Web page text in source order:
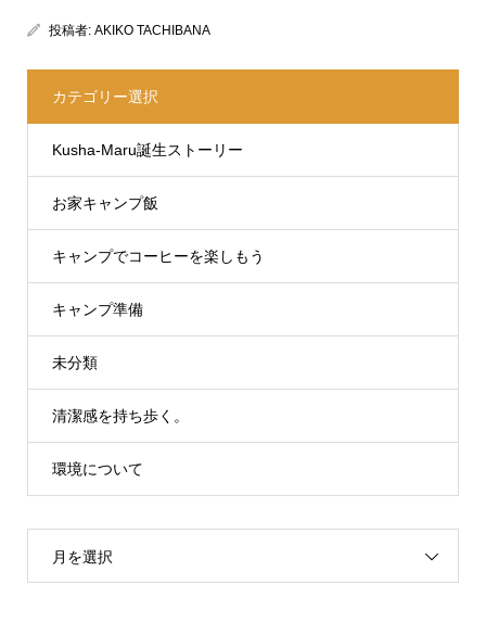
投稿者: AKIKO TACHIBANA
カテゴリー選択
Kusha-Maru誕生ストーリー
お家キャンプ飯
キャンプでコーヒーを楽しもう
キャンプ準備
未分類
清潔感を持ち歩く。
環境について
月を選択